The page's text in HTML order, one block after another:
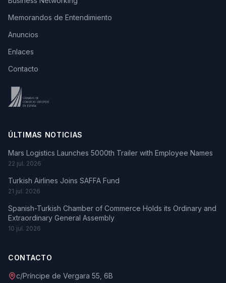
Memorandos de Entendimiento
Anuncios
Enlaces
Contacto
ÚLTIMAS NOTICIAS
Mars Logistics Launches 5000th Trailer with Employee Names
22 jul. 2026
Turkish Airlines Joins SAFFA Fund
21 jul. 2026
Spanish-Turkish Chamber of Commerce Holds its Ordinary and
Extraordinary General Assembly
10 jul. 2026
CONTACTO
c/Príncipe de Vergara 55, 6B